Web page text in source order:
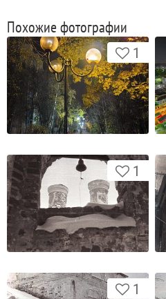
Похожие фотографии
1
1
1